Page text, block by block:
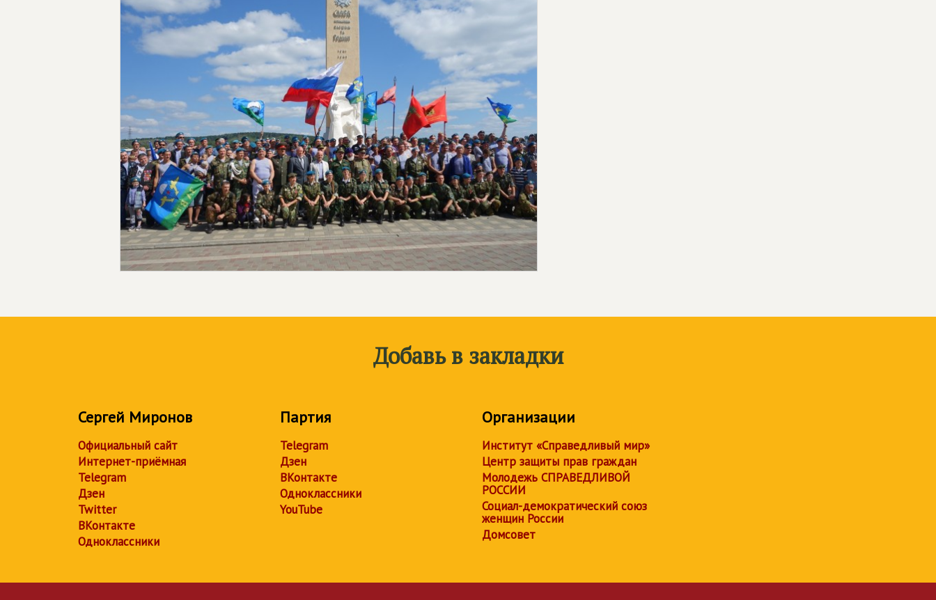
Добавь в закладки
Сергей Миронов
Официальный сайт
Интернет-приёмная
Telegram
Дзен
Twitter
ВКонтакте
Одноклассники
Партия
Telegram
Дзен
ВКонтакте
Одноклассники
YouTube
Организации
Институт «Справедливый мир»
Центр защиты прав граждан
Молодежь СПРАВЕДЛИВОЙ
РОССИИ
Социал-демократический союз
женщин России
Домсовет